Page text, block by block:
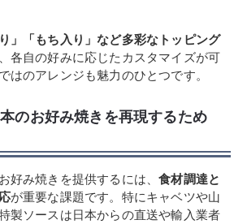
り」「もち入り」など多彩なトッピング
各自の好みに応じたカスタマイズが可
はのアレンジも魅力のひとつです。
のお好み焼きを再現するため
好み焼きを提供するには、食材調達と
が重要な課題です。特にキャベツや山
製ソースは日本からの直送や輸入業者